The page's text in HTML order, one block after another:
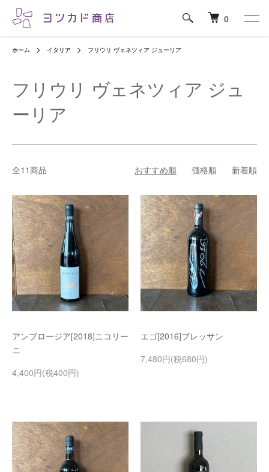
0
ホーム イタリア フリウリ ヴェネツィア ジューリア
フリウリ ヴェネツィア ジュ
ーリア
全11商品 おすすめ順 価格順 新着順
アンブロージア[2018]ニコリー
ニ
4,400円(税400円)
エゴ[2016]ブレッサン
7,480円(税680円)